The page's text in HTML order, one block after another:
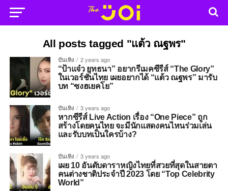
All posts tagged "แต้ว ณฐพร"
บันเทิง 2 years ago
“ป้าแจ๋ว ยุทธนา” อยากรีเมคซีรีส์ “The Glory”
ในเวอร์ชั่นไทย เผยอยากได้ “แต้ว ณฐพร” มารับ
บท “ซงฮเยคโย”
บันเทิง 3 years ago
หากซีรีส์ Live Action เรื่อง “One Piece” ถูก
สร้างโดยคนไทย จะมีนักแสดงคนไหนร่วมเล่น
และรับบทเป็นใครบ้าง?
บันเทิง 3 years ago
เผย 10 อันดับดาราหญิงไทยที่สวยที่สุดในสายตา
คนต่างชาติประจำปี 2023 โดย “Top Celebrity
World”